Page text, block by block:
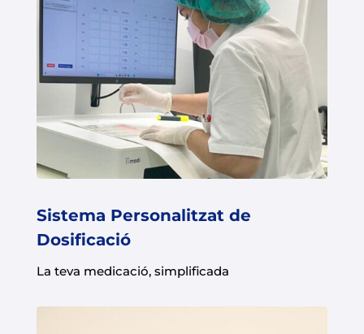
Sistema Personalitzat de
Dosificació
La teva medicació, simplificada